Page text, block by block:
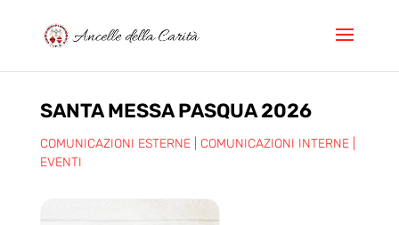
SANTA MESSA PASQUA 2026
COMUNICAZIONI ESTERNE| COMUNICAZIONI INTERNE|
EVENTI